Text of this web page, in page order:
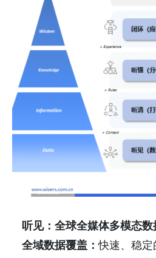
听见：全球全媒体多模态
全域数据覆盖：快速、稳